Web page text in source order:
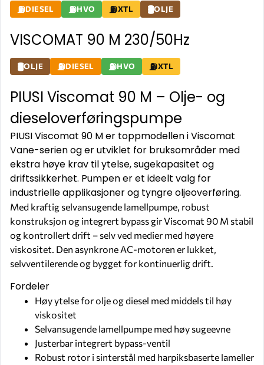
DIESEL HVO XTL OLJE
VISCOMAT 90 M 230/50Hz
OLJE DIESEL HVO XTL
PIUSI Viscomat 90 M – Olje- og
dieseloverføringspumpe
PIUSI Viscomat 90 M er toppmodellen i Viscomat
Vane-serien og er utviklet for bruksområder med
ekstra høye krav til ytelse, sugekapasitet og
driftssikkerhet. Pumpen er et ideelt valg for
industrielle applikasjoner og tyngre oljeoverføring.
Med kraftig selvansugende lamellpumpe, robust
konstruksjon og integrert bypass gir Viscomat 90 M stabil
og kontrollert drift – selv ved medier med høyere
viskositet. Den asynkrone AC-motoren er lukket,
selvventilerende og bygget for kontinuerlig drift.
Fordeler
Høy ytelse for olje og diesel med middels til høy
viskositet
Selvansugende lamellpumpe med høy sugeevne
Justerbar integrert bypass-ventil
Robust rotor i sinterstål med harpiksbaserte lameller